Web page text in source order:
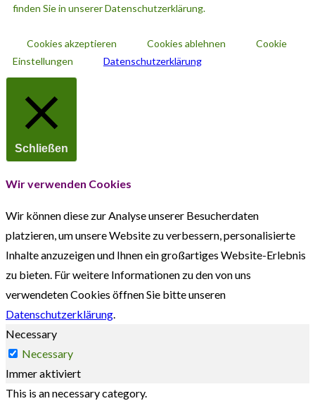
finden Sie in unserer Datenschutzerklärung.
Cookies akzeptieren Cookies ablehnen
Cookie
Einstellungen
Datenschutzerklärung
Schließen
Wir verwenden Cookies
Wir können diese zur Analyse unserer Besucherdaten
platzieren, um unsere Website zu verbessern, personalisierte
Inhalte anzuzeigen und Ihnen ein großartiges Website-Erlebnis
zu bieten. Für weitere Informationen zu den von uns
verwendeten Cookies öffnen Sie bitte unseren
Datenschutzerklärung.
Necessary
Necessary
Immer aktiviert
This is an necessary category.